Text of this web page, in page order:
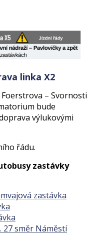
linka X2
– Svornosti
bude
výlukovými
řádu.
zastávky
zastávka
27 směr Náměstí